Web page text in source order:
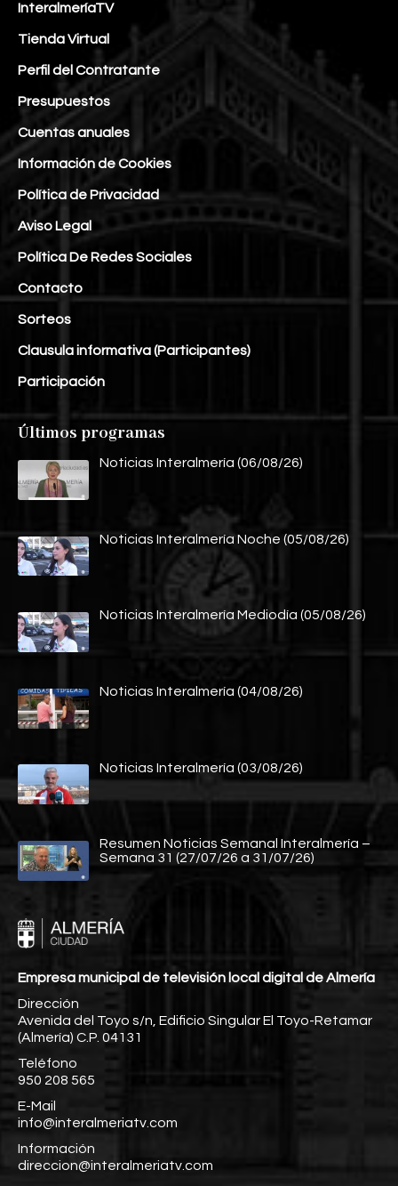
InteralmeríaTV
Tienda Virtual
Perfil del Contratante
Presupuestos
Cuentas anuales
Información de Cookies
Política de Privacidad
Aviso Legal
Política De Redes Sociales
Contacto
Sorteos
Clausula informativa (Participantes)
Participación
Últimos programas
Noticias Interalmería (06/08/26)
Noticias Interalmería Noche (05/08/26)
Noticias Interalmería Mediodía (05/08/26)
Noticias Interalmería (04/08/26)
Noticias Interalmería (03/08/26)
Resumen Noticias Semanal Interalmería –
Semana 31 (27/07/26 a 31/07/26)
Empresa municipal de televisión local digital de Almería
Dirección
Avenida del Toyo s/n, Edificio Singular El Toyo-Retamar
(Almería) C.P. 04131
Teléfono
950 208 565
E-Mail
info@interalmeriatv.com
Información
direccion@interalmeriatv.com